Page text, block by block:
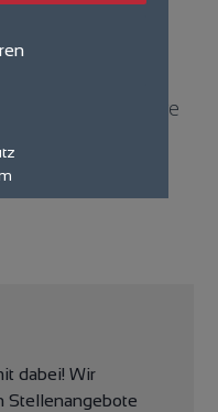
öffnet ihre
sich
zu
dabei! Wir
Stellenangebote